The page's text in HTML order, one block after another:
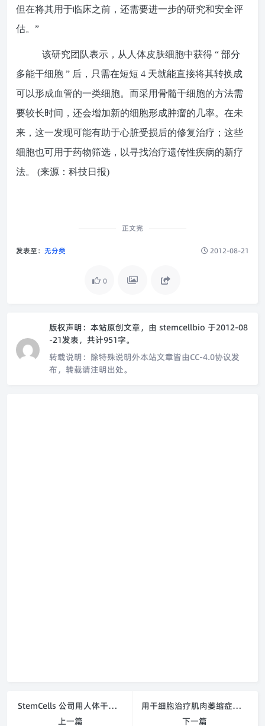
但在将其用于临床之前，还需要进一步的研究和安全评
估。”
该研究团队表示，从人体皮肤细胞中获得 “ 部分
多能干细胞 ” 后，只需在短短 4 天就能直接将其转换成
可以形成血管的一类细胞。而采用骨髓干细胞的方法需
要较长时间，还会增加新的细胞形成肿瘤的几率。在未
来，这一发现可能有助于心脏受损后的修复治疗；这些
细胞也可用于药物筛选，以寻找治疗遗传性疾病的新疗
法。
(来源：科技日报)
正文完
发表至： 无分类 2012-08-21
0
版权声明： 本站原创文章，由 stemcellbio 于2012-08
-21发表，共计951字。
转载说明： 除特殊说明外本站文章皆由CC-4.0协议发
布，转载请注明出处。
StemCells 公司用人体干细胞恢复大脑记忆力
上一篇
用干细胞治疗肌肉萎缩症有新发现
下一篇